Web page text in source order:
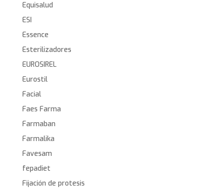
Equisalud
ESI
Essence
Esterilizadores
EUROSIREL
Eurostil
Facial
Faes Farma
Farmaban
Farmalika
Favesam
fepadiet
Fijación de protesis